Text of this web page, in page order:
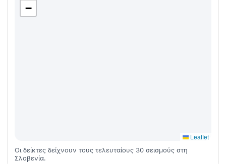
−
Leaflet
Οι δείκτες δείχνουν τους τελευταίους 30 σεισμούς στη
Σλοβενία.